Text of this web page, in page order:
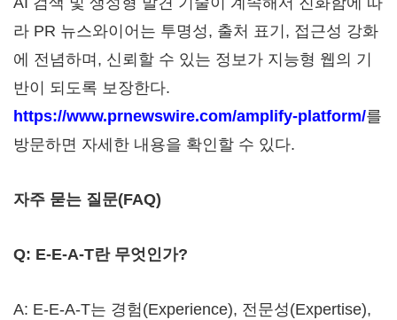
라 PR 뉴스와이어는 투명성, 출처 표기, 접근성 강화
에 전념하며, 신뢰할 수 있는 정보가 지능형 웹의 기
반이 되도록 보장한다.
https://www.prnewswire.com/amplify-platform/를
방문하면 자세한 내용을 확인할 수 있다.
자주 묻는 질문(FAQ)
Q: E-E-A-T란 무엇인가?
A: E-E-A-T는 경험(Experience), 전문성(Expertise),